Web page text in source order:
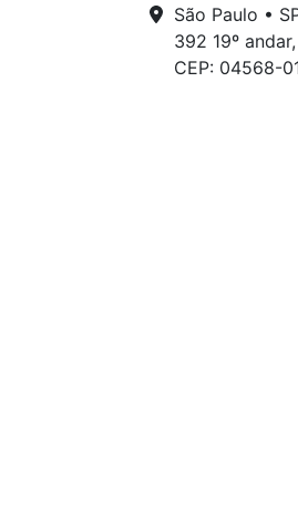
São Paulo •
392 19º
CEP: 04568-